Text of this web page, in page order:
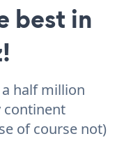
best in
a half million
continent
of course not)